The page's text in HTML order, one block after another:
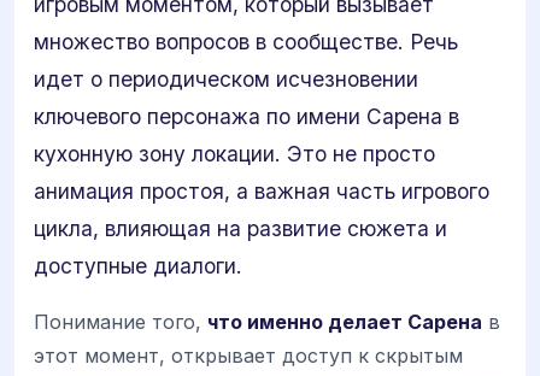
множество вопросов в сообществе. Речь
идет о периодическом исчезновении
ключевого персонажа по имени Сарена в
кухонную зону локации. Это не просто
анимация простоя, а важная часть игрового
цикла, влияющая на развитие сюжета и
доступные диалоги.
Понимание того, что именно делает Сарена в
этот момент, открывает доступ к скрытым